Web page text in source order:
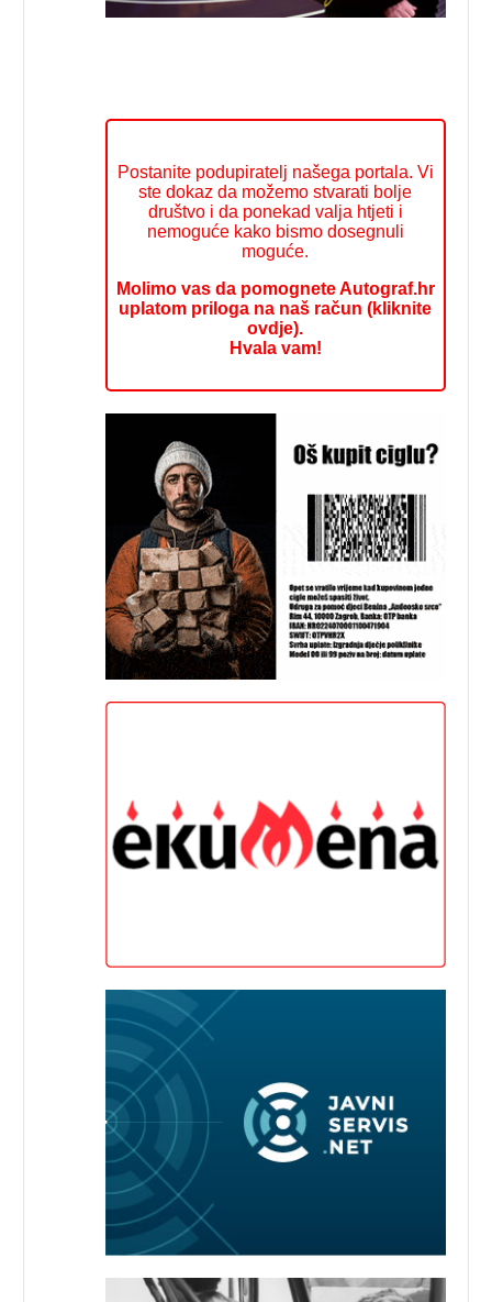
Postanite podupiratelj našega portala. Vi
ste dokaz da možemo stvarati bolje
društvo i da ponekad valja htjeti i
nemoguće kako bismo dosegnuli
moguće.
Molimo vas da pomognete Autograf.hr
uplatom priloga na naš račun (kliknite
ovdje).
Hvala vam!